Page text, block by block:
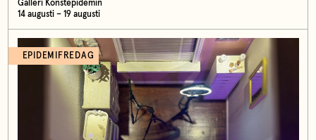
Galleri Konstepidemin
14 augusti – 19 augusti
EPIDEMIFREDAG